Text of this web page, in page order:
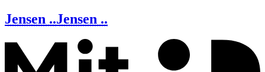
Jensen ..Jensen ..